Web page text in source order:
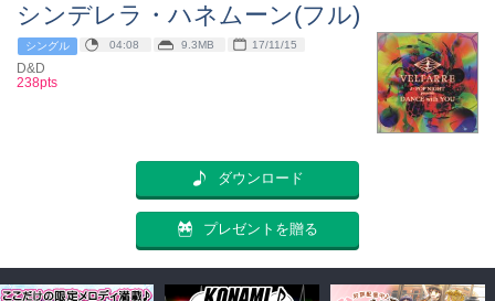
シンデレラ・ハネムーン(フル)
シングル 04:08 9.3MB 17/11/15
D&D
238pts
ダウンロード
プレゼントを贈る